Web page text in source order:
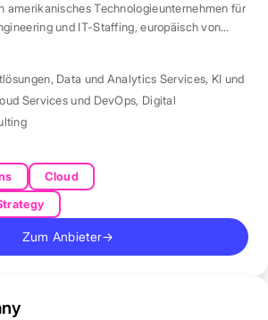
amerikanisches Technologieunternehmen für
und IT-Staffing, europäisch von
, Data und Analytics Services, KI und
Services und DevOps, Digital
Cloud
Zum Anbieter→